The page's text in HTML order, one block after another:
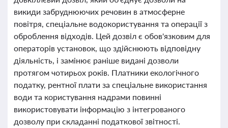
викиди забруднюючих речовин в атмосферне
повітря, спеціальне водокористування та операції з
оброблення відходів. Цей дозвіл є обов'язковим для
операторів установок, що здійснюють відповідну
діяльність, і замінює раніше видані дозволи
протягом чотирьох років. Платники екологічного
податку, рентної плати за спеціальне використання
води та користування надрами повинні
використовувати інформацію з інтегрованого
дозволу при складанні податкової звітності.